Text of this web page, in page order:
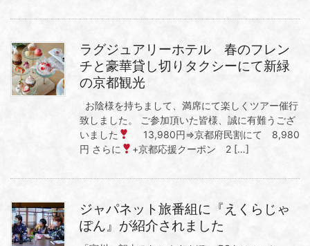
ラグジュアリーホテル 春のフレン
チと豪華貸し切りタクシーにて新緑
の京都観光
お陰様を持ちまして、満席にて楽しくツアー催行
致しました。 ご参加頂いた皆様、誠に有難うござ
いました
13,980円⇒京都府民割にて 8,980
円 さらに
+京都応援クーポン 2 […]
ジャパネット旅番組に『えくらじゃ
ぽん』が紹介されました